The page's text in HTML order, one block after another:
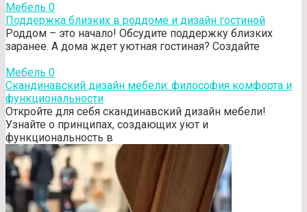
Мебель 0
Поддержка близких в роддоме и дизайн гостиной
Роддом – это начало! Обсудите поддержку близких
заранее. А дома ждет уютная гостиная? Создайте
Мебель 0
Скандинавский дизайн мебели: философия комфорта и
функциональности
Откройте для себя скандинавский дизайн мебели!
Узнайте о принципах, создающих уют и
функциональность в